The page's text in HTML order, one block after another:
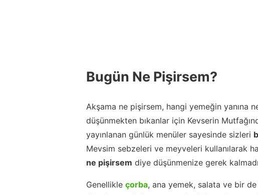
Bugün Ne Pişirsem?
Akşama ne pişirsem, hangi yemeğin yanına
düşünmekten bıkanlar için Kevserin
yayınlanan günlük menüler sayesinde sizleri
Mevsim sebzeleri ve meyveleri kullanılarak
ne pişirsem diye düşünmenize gerek
Genellikle çorba, ana yemek, salata ve bir